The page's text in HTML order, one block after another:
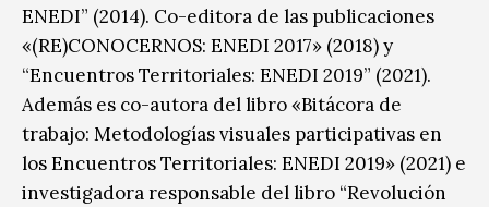
ENEDI” (2014). Co-editora de las publicaciones
«(RE)CONOCERNOS: ENEDI 2017» (2018) y
“Encuentros Territoriales: ENEDI 2019” (2021).
Además es co-autora del libro «Bitácora de
trabajo: Metodologías visuales participativas en
los Encuentros Territoriales: ENEDI 2019» (2021) e
investigadora responsable del libro “Revolución